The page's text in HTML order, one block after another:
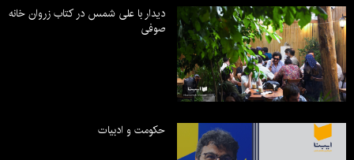
دیدار با علی شمس در کتاب زروان خانه
صوفی
حکومت و ادبیات